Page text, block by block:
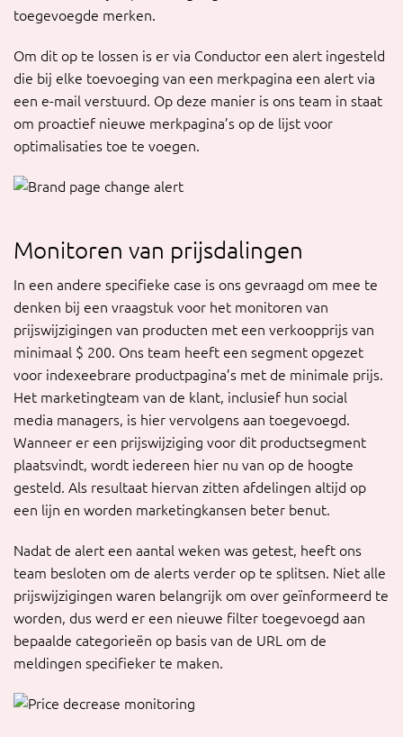
toegevoegde merken.
Om dit op te lossen is er via Conductor een alert ingesteld
die bij elke toevoeging van een merkpagina een alert via
een e-mail verstuurd. Op deze manier is ons team in staat
om proactief nieuwe merkpagina’s op de lijst voor
optimalisaties toe te voegen.
Monitoren van prijsdalingen
In een andere specifieke case is ons gevraagd om mee te
denken bij een vraagstuk voor het monitoren van
prijswijzigingen van producten met een verkoopprijs van
minimaal $ 200. Ons team heeft een segment opgezet
voor indexeebrare productpagina’s met de minimale prijs.
Het marketingteam van de klant, inclusief hun social
media managers, is hier vervolgens aan toegevoegd.
Wanneer er een prijswijziging voor dit productsegment
plaatsvindt, wordt iedereen hier nu van op de hoogte
gesteld. Als resultaat hiervan zitten afdelingen altijd op
een lijn en worden marketingkansen beter benut.
Nadat de alert een aantal weken was getest, heeft ons
team besloten om de alerts verder op te splitsen. Niet alle
prijswijzigingen waren belangrijk om over geïnformeerd te
worden, dus werd er een nieuwe filter toegevoegd aan
bepaalde categorieën op basis van de URL om de
meldingen specifieker te maken.